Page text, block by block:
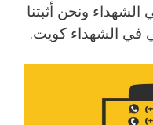
ونحن أثبتنا
في الشهداء كويت.